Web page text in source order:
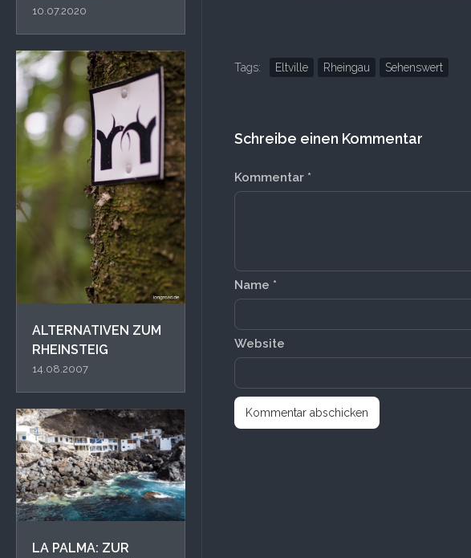
10.07.2020
ALTERNATIVEN ZUM
RHEINSTEIG
14.08.2007
LA PALMA: ZUR
Tags: Eltville Rheingau Sehenswert
Schreibe einen Kommentar
Kommentar *
Name *
Website